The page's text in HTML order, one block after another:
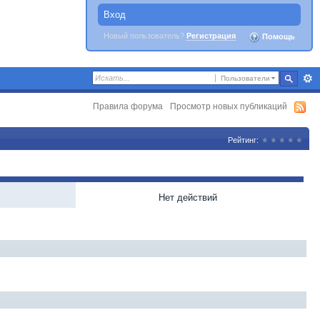
Вход
Новый пользователь? Регистрация Помощь
Пользователи
Правила форума Просмотр новых публикаций
Рейтинг:
Нет действий